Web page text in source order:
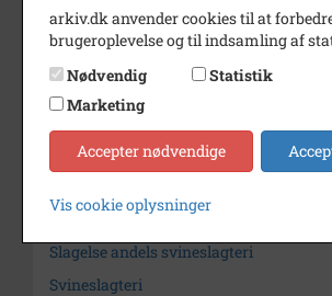
Dateringsnote
1950'erne?
Fotograf
Atelier Gilbert,
Arkiv
Kontakt arkivet
Søg videre i Slagelse Stads- og
Slagelse andels svineslagteri
Svineslagteri
arkiv.dk anvender cookies til at
brugeroplevelse og til indsamling af
Nødvendig
Statistik
Marketing
Accepter nødvendige
Vis cookie oplysninger